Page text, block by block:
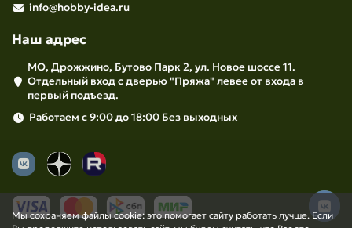
Мы сохраняем файлы cookie: это помогает сайту работать лучше. Если
info@hobby-idea.ru
Наш адрес
МО, Дрожжино, Бутово Парк 2, ул. Новое шоссе 11.
Отдельный вход с дверью "Пряжа" левее от входа в
первый подъезд.
Работаем с 9:00 до 18:00 Без выходных